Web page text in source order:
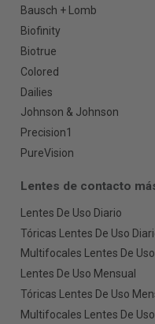
Bausch + Lomb
Biofinity
Biotrue
Colored
Dailies
Johnson & Johnson
Precision1
PureVision
Lentes de contacto
Lentes De Uso Diario
Tóricas Lentes De Uso
Multifocales Lentes De
Lentes De Uso Mensual
Tóricas Lentes De Uso
Multifocales Lentes De